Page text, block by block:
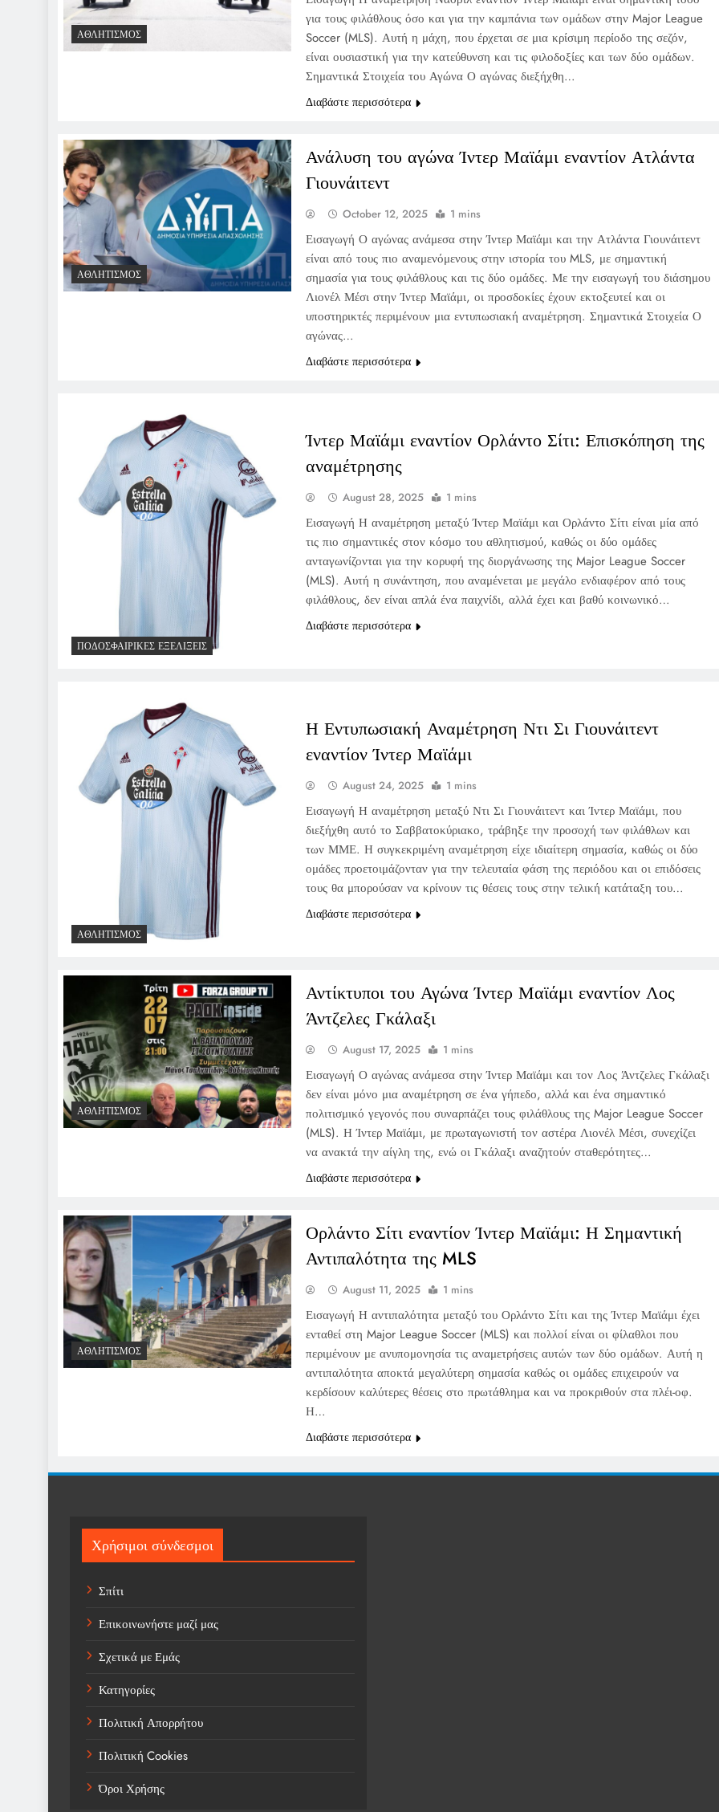
ΑΘΛΗΤΙΣΜΌΣ
για τους φιλάθλους όσο και για την καμπάνια των ομάδων στην Major League
Soccer (MLS). Αυτή η μάχη, που έρχεται σε μια κρίσιμη περίοδο της σεζόν,
είναι ουσιαστική για την κατεύθυνση και τις φιλοδοξίες και των δύο ομάδων.
Σημαντικά Στοιχεία του Αγώνα Ο αγώνας διεξήχθη…
Διαβάστε περισσότερα
ΑΘΛΗΤΙΣΜΌΣ
Ανάλυση του αγώνα Ίντερ Μαϊάμι εναντίον Ατλάντα
Γιουνάιτεντ
October 12, 2025 1 mins
Εισαγωγή Ο αγώνας ανάμεσα στην Ίντερ Μαϊάμι και την Ατλάντα Γιουνάιτεντ
είναι από τους πιο αναμενόμενους στην ιστορία του MLS, με σημαντική
σημασία για τους φιλάθλους και τις δύο ομάδες. Με την εισαγωγή του διάσημου
Λιονέλ Μέσι στην Ίντερ Μαϊάμι, οι προσδοκίες έχουν εκτοξευτεί και οι
υποστηρικτές περιμένουν μια εντυπωσιακή αναμέτρηση. Σημαντικά Στοιχεία Ο
αγώνας…
Διαβάστε περισσότερα
ΠΟΔΟΣΦΑΙΡΙΚΈΣ ΕΞΕΛΊΞΕΙΣ
Ίντερ Μαϊάμι εναντίον Ορλάντο Σίτι: Επισκόπηση της
αναμέτρησης
August 28, 2025 1 mins
Εισαγωγή Η αναμέτρηση μεταξύ Ίντερ Μαϊάμι και Ορλάντο Σίτι είναι μία από
τις πιο σημαντικές στον κόσμο του αθλητισμού, καθώς οι δύο ομάδες
ανταγωνίζονται για την κορυφή της διοργάνωσης της Major League Soccer
(MLS). Αυτή η συνάντηση, που αναμένεται με μεγάλο ενδιαφέρον από τους
φιλάθλους, δεν είναι απλά ένα παιχνίδι, αλλά έχει και βαθύ κοινωνικό…
Διαβάστε περισσότερα
ΑΘΛΗΤΙΣΜΌΣ
Η Εντυπωσιακή Αναμέτρηση Ντι Σι Γιουνάιτεντ
εναντίον Ίντερ Μαϊάμι
August 24, 2025 1 mins
Εισαγωγή Η αναμέτρηση μεταξύ Ντι Σι Γιουνάιτεντ και Ίντερ Μαϊάμι, που
διεξήχθη αυτό το Σαββατοκύριακο, τράβηξε την προσοχή των φιλάθλων και
των ΜΜΕ. Η συγκεκριμένη αναμέτρηση είχε ιδιαίτερη σημασία, καθώς οι δύο
ομάδες προετοιμάζονταν για την τελευταία φάση της περιόδου και οι επιδόσεις
τους θα μπορούσαν να κρίνουν τις θέσεις τους στην τελική κατάταξη του…
Διαβάστε περισσότερα
ΑΘΛΗΤΙΣΜΌΣ
Αντίκτυποι του Αγώνα Ίντερ Μαϊάμι εναντίον Λος
Άντζελες Γκάλαξι
August 17, 2025 1 mins
Εισαγωγή Ο αγώνας ανάμεσα στην Ίντερ Μαϊάμι και τον Λος Άντζελες Γκάλαξι
δεν είναι μόνο μια αναμέτρηση σε ένα γήπεδο, αλλά και ένα σημαντικό
πολιτισμικό γεγονός που συναρπάζει τους φιλάθλους της Major League Soccer
(MLS). Η Ίντερ Μαϊάμι, με πρωταγωνιστή τον αστέρα Λιονέλ Μέσι, συνεχίζει
να ανακτά την αίγλη της, ενώ οι Γκάλαξι αναζητούν σταθερότητες…
Διαβάστε περισσότερα
ΑΘΛΗΤΙΣΜΌΣ
Ορλάντο Σίτι εναντίον Ίντερ Μαϊάμι: Η Σημαντική
Αντιπαλότητα της MLS
August 11, 2025 1 mins
Εισαγωγή Η αντιπαλότητα μεταξύ του Ορλάντο Σίτι και της Ίντερ Μαϊάμι έχει
ενταθεί στη Major League Soccer (MLS) και πολλοί είναι οι φίλαθλοι που
περιμένουν με ανυπομονησία τις αναμετρήσεις αυτών των δύο ομάδων. Αυτή η
αντιπαλότητα αποκτά μεγαλύτερη σημασία καθώς οι ομάδες επιχειρούν να
κερδίσουν καλύτερες θέσεις στο πρωτάθλημα και να προκριθούν στα πλέι-οφ.
Η…
Διαβάστε περισσότερα
Χρήσιμοι σύνδεσμοι
Σπίτι
Επικοινωνήστε μαζί μας
Σχετικά με Εμάς
Κατηγορίες
Πολιτική Απορρήτου
Πολιτική Cookies
Όροι Χρήσης